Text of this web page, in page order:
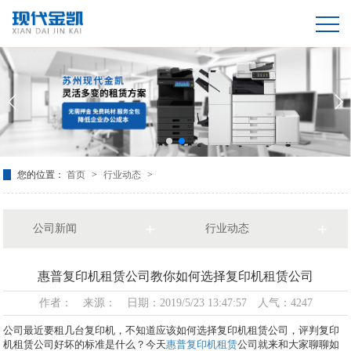
您的位置：首页 > 行业动态 >
公司新闻 行业动态
惠普复印机租赁公司教你如何选择复印机租赁公司
作者： 来源： 日期：2019/5/23 13:47:57 人气：4247
公司最近要租几台复印机，不知道应该如何选择复印机租赁公司，评判复印
机租赁公司好坏的标准是什么？今天惠普复印机租赁公司就来和大家聊聊如